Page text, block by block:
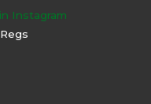
Instagram